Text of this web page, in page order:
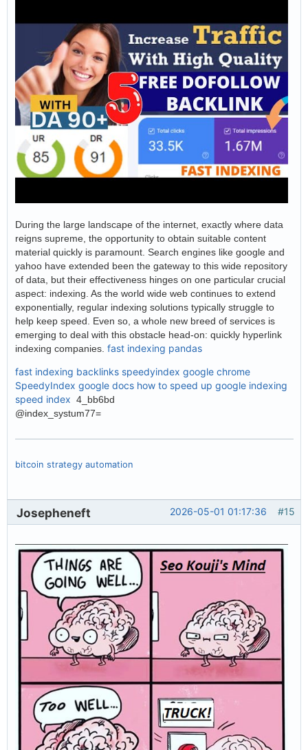
During the large landscape of the internet, exactly where data
reigns supreme, the opportunity to obtain suitable content
material quickly is paramount. Search engines like google and
yahoo have extended been the gateway to this wide repository
of data, but their effectiveness hinges on one particular crucial
aspect: indexing. As the world wide web continues to extend
exponentially, regular indexing solutions typically struggle to
help keep speed. Even so, a whole new breed of services is
emerging to deal with this obstacle head-on: quickly hyperlink
indexing companies. fast indexing pandas
fast indexing backlinks speedyindex google chrome
SpeedyIndex google docs how to speed up google indexing
speed index 4_bb6bd
@index_systum77=
bitcoin strategy automation
#15
2026-05-01 01:17:36
Josepheneft